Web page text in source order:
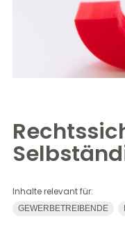
Inhalte relevant für:
GEWERBETREIBENDE